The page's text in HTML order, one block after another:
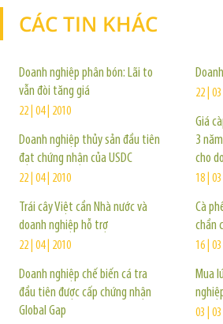
CÁC TIN KHÁC
Doanh nghiệp phân bón: Lãi to
vẫn đòi tăng giá
22 | 04 | 2010
Doanh nghiệp thủy sản đầu tiên
đạt chứng nhận của USDC
22 | 04 | 2010
Trái cây Việt cần Nhà nước và
doanh nghiệp hỗ trợ
22 | 04 | 2010
Doanh nghiệp chế biến cá tra
đầu tiên được cấp chứng nhận
Global Gap
22 |
Giá
3
cho
18 |
Cà
chần
16 |
Mua
03 |